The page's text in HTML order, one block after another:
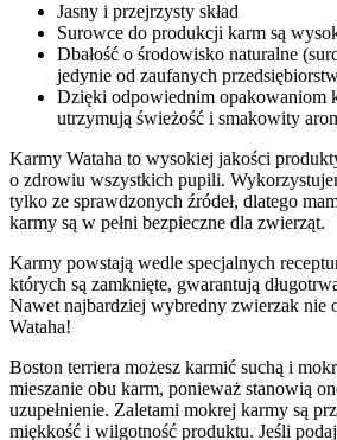
Jasny i przejrzysty skład
Surowce do produkcji karm są
Dbałość o środowisko naturalne
jedynie od zaufanych
Dzięki odpowiednim opakowaniom
utrzymują świeżość i smakowity
Karmy Wataha to wysokiej jakości
o zdrowiu wszystkich pupili.
tylko ze sprawdzonych źródeł, dlatego
karmy są w pełni bezpieczne dla zwierząt.
Karmy powstają wedle specjalnych
których są zamknięte, gwarantują
Nawet najbardziej wybredny zwierzak nie
Wataha!
Boston terriera możesz karmić suchą i
mieszanie obu karm, ponieważ stanowią
uzupełnienie. Zaletami mokrej karmy są
miękkość i wilgotność produktu. Jeśli